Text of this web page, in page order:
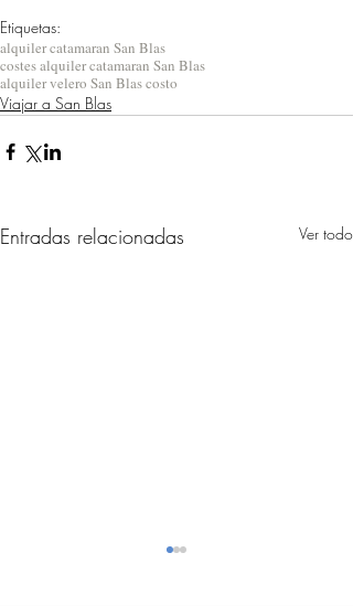
Etiquetas:
alquiler catamaran San Blas
costes alquiler catamaran San Blas
alquiler velero San Blas costo
Viajar a San Blas
Entradas relacionadas Ver todo